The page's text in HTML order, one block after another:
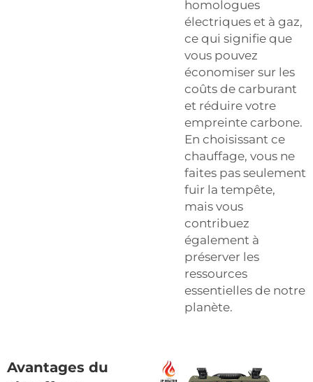
homologues
électriques et à gaz,
ce qui signifie que
vous pouvez
économiser sur les
coûts de carburant
et réduire votre
empreinte carbone.
En choisissant ce
chauffage, vous ne
faites pas seulement
fuir la tempête,
mais vous
contribuez
également à
préserver les
ressources
essentielles de notre
planète.
Avantages du